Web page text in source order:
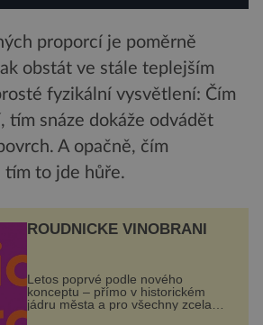
proporcí je poměrně
obstát ve stále teplejším
fyzikální vysvětlení: Čím
tím snáze dokáže odvádět
A opačně, čím
to jde hůře.
ROUDNICKÉ VINOBRANÍ
Letos poprvé podle nového
konceptu – přímo v historickém
jádru města a pro všechny zcela
zdarma. Hlavní program se